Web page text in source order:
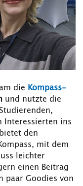
die Kompass-
und nutzte die
Interessierten ins
den
mit dem
leichter
einen Beitrag
paar Goodies von